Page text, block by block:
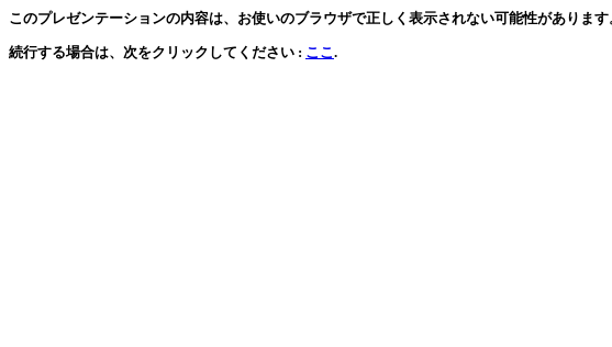
このプレゼンテーションの内容は、お使いのブラウザで正しく表示されない可能性がありま
続行する場合は、次をクリックしてください : ここ.